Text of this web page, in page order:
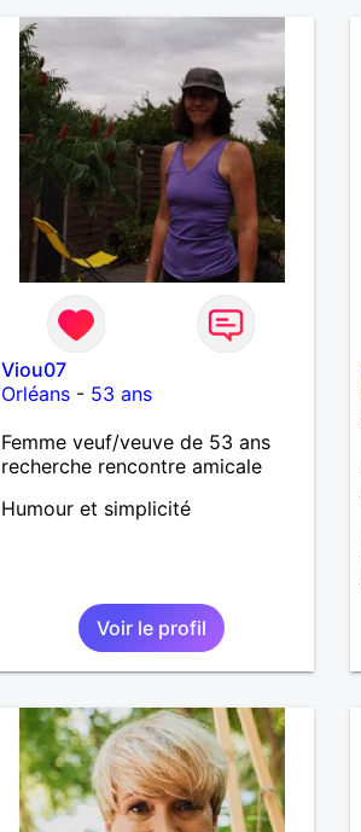
Viou07
Orléans- 53 ans
Femme veuf/veuve de 53 ans
recherche rencontre amicale
Humour et simplicité
Voir le profil